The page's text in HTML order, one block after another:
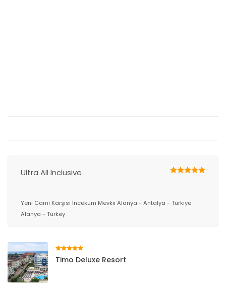
Ultra All Inclusive
Yeni Cami Karşısı İncekum Mevkii Alanya - Antalya - Türkiye
Alanya - Turkey
Timo Deluxe Resort